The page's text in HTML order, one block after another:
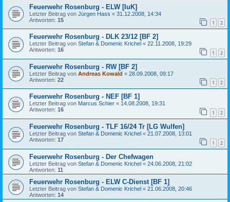
Feuerwehr Rosenburg - ELW [IuK]
Letzter Beitrag von Jürgen Hass « 31.12.2008, 14:34
Antworten: 15 1 2
Feuerwehr Rosenburg - DLK 23/12 [BF 2]
Letzter Beitrag von Stefan & Domenic Krichel « 22.11.2008, 19:29
Antworten: 16 1 2
Feuerwehr Rosenburg - RW [BF 2]
Letzter Beitrag von Andreas Kowald « 28.09.2008, 09:17
Antworten: 22 1 2
Feuerwehr Rosenburg - NEF [BF 1]
Letzter Beitrag von Marcus Schier « 14.08.2008, 19:31
Antworten: 16 1 2
Feuerwehr Rosenburg - TLF 16/24 Tr [LG Wulfen]
Letzter Beitrag von Stefan & Domenic Krichel « 21.07.2008, 13:01
Antworten: 17 1 2
Feuerwehr Rosenburg - Der Chefwagen
Letzter Beitrag von Stefan & Domenic Krichel « 24.06.2008, 21:02
Antworten: 11
Feuerwehr Rosenburg - ELW C-Dienst [BF 1]
Letzter Beitrag von Stefan & Domenic Krichel « 21.06.2008, 20:46
Antworten: 14